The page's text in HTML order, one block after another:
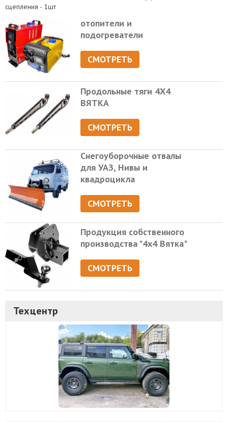
сцепления - 1шт
отопители и
подогреватели
СМОТРЕТЬ
Продольные тяги 4Х4
ВЯТКА
СМОТРЕТЬ
Снегоуборочные отвалы
для УАЗ, Нивы и
квадроцикла
СМОТРЕТЬ
Продукция собственного
производства "4х4 Вятка"
СМОТРЕТЬ
Техцентр